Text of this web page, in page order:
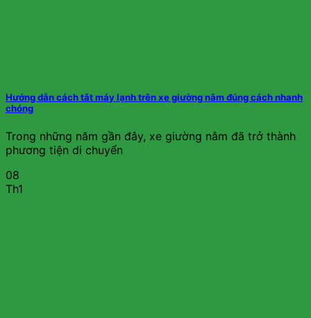
Hướng dẫn cách tắt máy lạnh trên xe giường nằm đúng cách nhanh
chóng
Trong những năm gần đây, xe giường nằm đã trở thành
phương tiện di chuyển
08
Th1